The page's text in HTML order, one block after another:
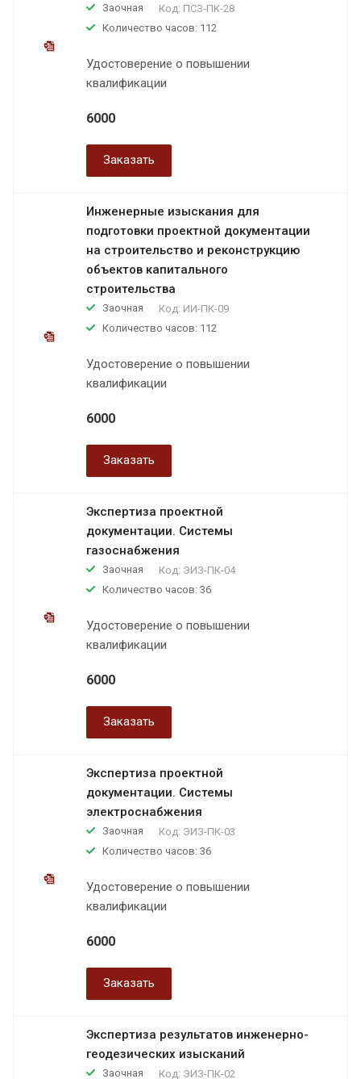
Заочная Код: ПСЗ-ПК-28
Количество часов: 112
Удостоверение о повышении
квалификации
6000
Заказать
Инженерные изыскания для
подготовки проектной документации
на строительство и реконструкцию
объектов капитального
строительства
Заочная Код: ИИ-ПК-09
Количество часов: 112
Удостоверение о повышении
квалификации
6000
Заказать
Экспертиза проектной
документации. Системы
газоснабжения
Заочная Код: ЭИЗ-ПК-04
Количество часов: 36
Удостоверение о повышении
квалификации
6000
Заказать
Экспертиза проектной
документации. Системы
электроснабжения
Заочная Код: ЭИЗ-ПК-03
Количество часов: 36
Удостоверение о повышении
квалификации
6000
Заказать
Экспертиза результатов инженерно-
геодезических изысканий
Заочная Код: ЭИЗ-ПК-02